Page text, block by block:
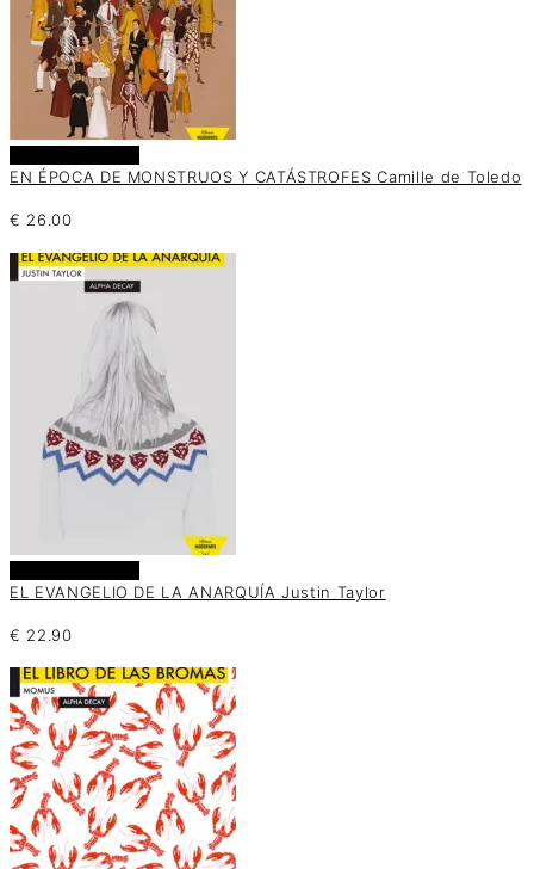
EN ÉPOCA DE MONSTRUOS Y CATÁSTROFES Camille de Toledo
€ 26.00
EL EVANGELIO DE LA ANARQUÍA Justin Taylor
€ 22.90